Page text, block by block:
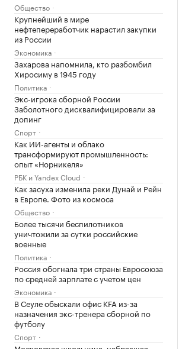
Общество
Крупнейший в мире
нефтепереработчик нарастил закупки
из России
Экономика
Захарова напомнила, кто разбомбил
Хиросиму в 1945 году
Политика
Экс-игрока сборной России
Заболотного дисквалифицировали за
допинг
Спорт
Как ИИ-агенты и облако
трансформируют промышленность:
опыт «Норникеля»
РБК и Yandex Cloud
Как засуха изменила реки Дунай и Рейн
в Европе. Фото из космоса
Общество
Более тысячи беспилотников
уничтожили за сутки российские
военные
Политика
Россия обогнала три страны Евросоюза
по средней зарплате с учетом цен
Экономика
В Сеуле обыскали офис KFA из-за
назначения экс-тренера сборной по
футболу
Спорт